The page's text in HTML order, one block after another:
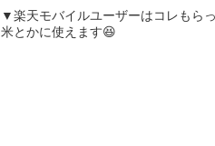
▼楽天モバイルユーザーはコレもら
米とかに使えます😆